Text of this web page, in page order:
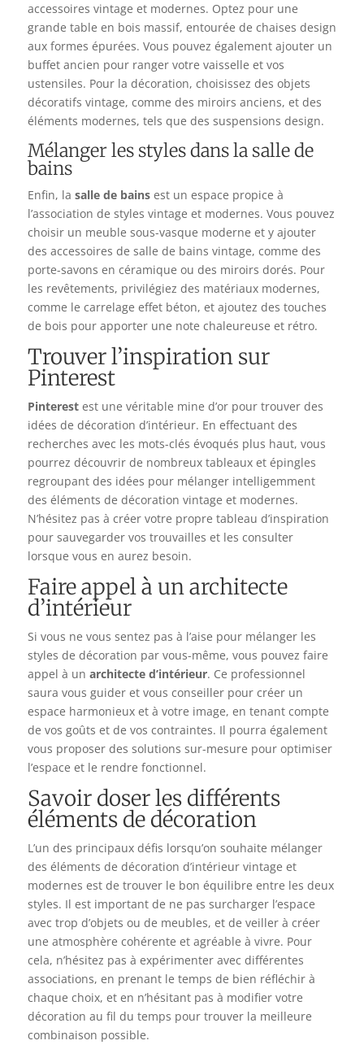
accessoires vintage et modernes. Optez pour une
grande table en bois massif, entourée de chaises design
aux formes épurées. Vous pouvez également ajouter un
buffet ancien pour ranger votre vaisselle et vos
ustensiles. Pour la décoration, choisissez des objets
décoratifs vintage, comme des miroirs anciens, et des
éléments modernes, tels que des suspensions design.
Mélanger les styles dans la salle de
bains
Enfin, la salle de bainsest un espace propice à
l’association de styles vintage et modernes. Vous pouvez
choisir un meuble sous-vasque moderne et y ajouter
des accessoires de salle de bains vintage, comme des
porte-savons en céramique ou des miroirs dorés. Pour
les revêtements, privilégiez des matériaux modernes,
comme le carrelage effet béton, et ajoutez des touches
de bois pour apporter une note chaleureuse et rétro.
Trouver l’inspiration sur
Pinterest
Pinterestest une véritable mine d’or pour trouver des
idées de décoration d’intérieur. En effectuant des
recherches avec les mots-clés évoqués plus haut, vous
pourrez découvrir de nombreux tableaux et épingles
regroupant des idées pour mélanger intelligemment
des éléments de décoration vintage et modernes.
N’hésitez pas à créer votre propre tableau d’inspiration
pour sauvegarder vos trouvailles et les consulter
lorsque vous en aurez besoin.
Faire appel à un architecte
d’intérieur
Si vous ne vous sentez pas à l’aise pour mélanger les
styles de décoration par vous-même, vous pouvez faire
appel à un architecte d’intérieur. Ce professionnel
saura vous guider et vous conseiller pour créer un
espace harmonieux et à votre image, en tenant compte
de vos goûts et de vos contraintes. Il pourra également
vous proposer des solutions sur-mesure pour optimiser
l’espace et le rendre fonctionnel.
Savoir doser les différents
éléments de décoration
L’un des principaux défis lorsqu’on souhaite mélanger
des éléments de décoration d’intérieur vintage et
modernes est de trouver le bon équilibre entre les deux
styles. Il est important de ne pas surcharger l’espace
avec trop d’objets ou de meubles, et de veiller à créer
une atmosphère cohérente et agréable à vivre. Pour
cela, n’hésitez pas à expérimenter avec différentes
associations, en prenant le temps de bien réfléchir à
chaque choix, et en n’hésitant pas à modifier votre
décoration au fil du temps pour trouver la meilleure
combinaison possible.